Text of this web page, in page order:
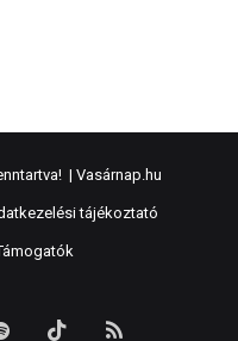
| Vasárnap.hu
tájékoztató
Spotify TikTok